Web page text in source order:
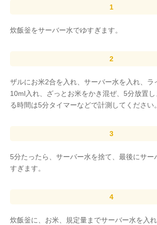
炊飯釡をサーバー水でゆすぎます。
ザルにお米2合を入れ、サーバー水を入れ、ラ
10ml入れ、ざっとお米をかき混ぜ、5分放置
る時間は5分タイマーなどで計測してください。
5分たったら、サーバー水を捨て、最後にサー
すぎます。
炊飯釡に、お米、規定量までサーバー水を入